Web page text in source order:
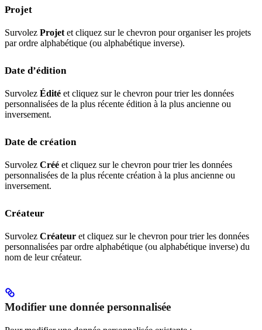
Projet
Survolez Projet et cliquez sur le chevron pour organiser les projets
par ordre alphabétique (ou alphabétique inverse).
Date d’édition
Survolez Édité et cliquez sur le chevron pour trier les données
personnalisées de la plus récente édition à la plus ancienne ou
inversement.
Date de création
Survolez Créé et cliquez sur le chevron pour trier les données
personnalisées de la plus récente création à la plus ancienne ou
inversement.
Créateur
Survolez Créateur et cliquez sur le chevron pour trier les données
personnalisées par ordre alphabétique (ou alphabétique inverse) du
nom de leur créateur.
Modifier une donnée personnalisée